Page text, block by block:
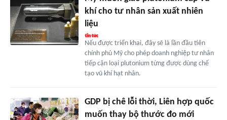
khí cho tư nhân sản xuất nhiên
liệu
Nếu được triển khai, đây sẽ là lần đầu tiên
chính phủ Mỹ cho phép doanh nghiệp tư nhân
tiếp cận loại plutonium từng được dùng chế
tạo vũ khí hạt nhân.
GDP bị chê lỗi thời, Liên hợp quốc
muốn thay bộ thước đo mới